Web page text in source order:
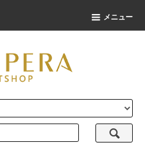
メニュー